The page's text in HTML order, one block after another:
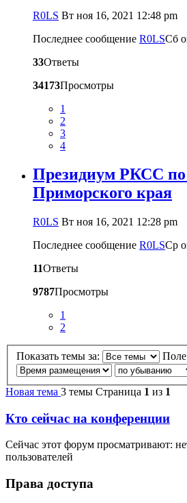
R0LS Вт ноя 16, 2021 12:48 pm
Последнее сообщение R0LSСб
33Ответы
34173Просмотры
1
2
3
4
Президиум РКСС по
Приморского края
R0LS Вт ноя 16, 2021 12:28 pm
Последнее сообщение R0LSСр
11Ответы
9787Просмотры
1
2
Показать темы за: Поле
Новая тема 3 темы Страница 1 из 1
Кто сейчас на конференции
Сейчас этот форум просматривают:
пользователей
Права доступа